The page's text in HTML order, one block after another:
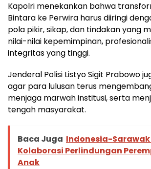
Kapolri menekankan bahwa
Bintara ke Perwira harus diiringi
pola pikir, sikap, dan tindakan yang
nilai-nilai kepemimpinan,
integritas yang tinggi.
Jenderal Polisi Listyo Sigit Prabowo
agar para lulusan terus
menjaga marwah institusi, serta
tengah masyarakat.
Baca Juga Indonesia-
Kolaborasi Perlindungan
Anak